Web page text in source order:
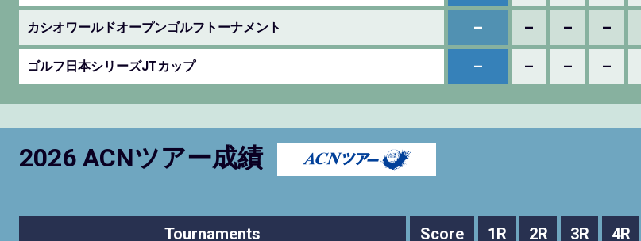
カシオワールドオープンゴルフトーナメント – – – –
ゴルフ日本シリーズJTカップ – – – –
2026 ACNツアー成績
Tournaments Score 1R 2R 3R 4R